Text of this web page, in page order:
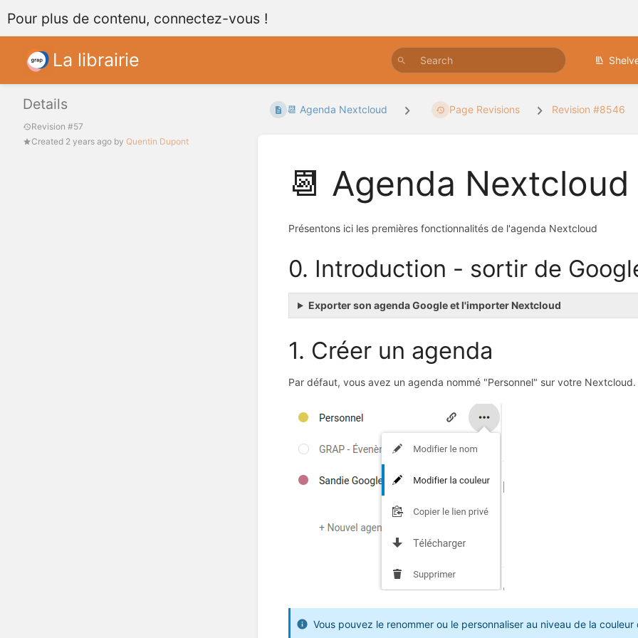
Pour plus de contenu, connectez-vous !
La librairie
Details
Revision #57
Created 2 years ago by Quentin Dupont
📆 Agenda Nextcloud Page Revisions Revision #8546
📆 Agenda Nextcloud
Présentons ici les premières fonctionnalités de l'agenda Nextcloud
0. Introduction - sortir de
Exporter son agenda Google et l'importer Nextcloud
1. Créer un agenda
Par défaut, vous avez un agenda nommé "Personnel" sur votre Nextcloud.
Vous pouvez le renommer ou le personnaliser au niveau de la